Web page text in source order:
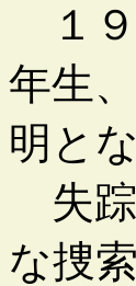
１９
年生
明と
失踪
な捜